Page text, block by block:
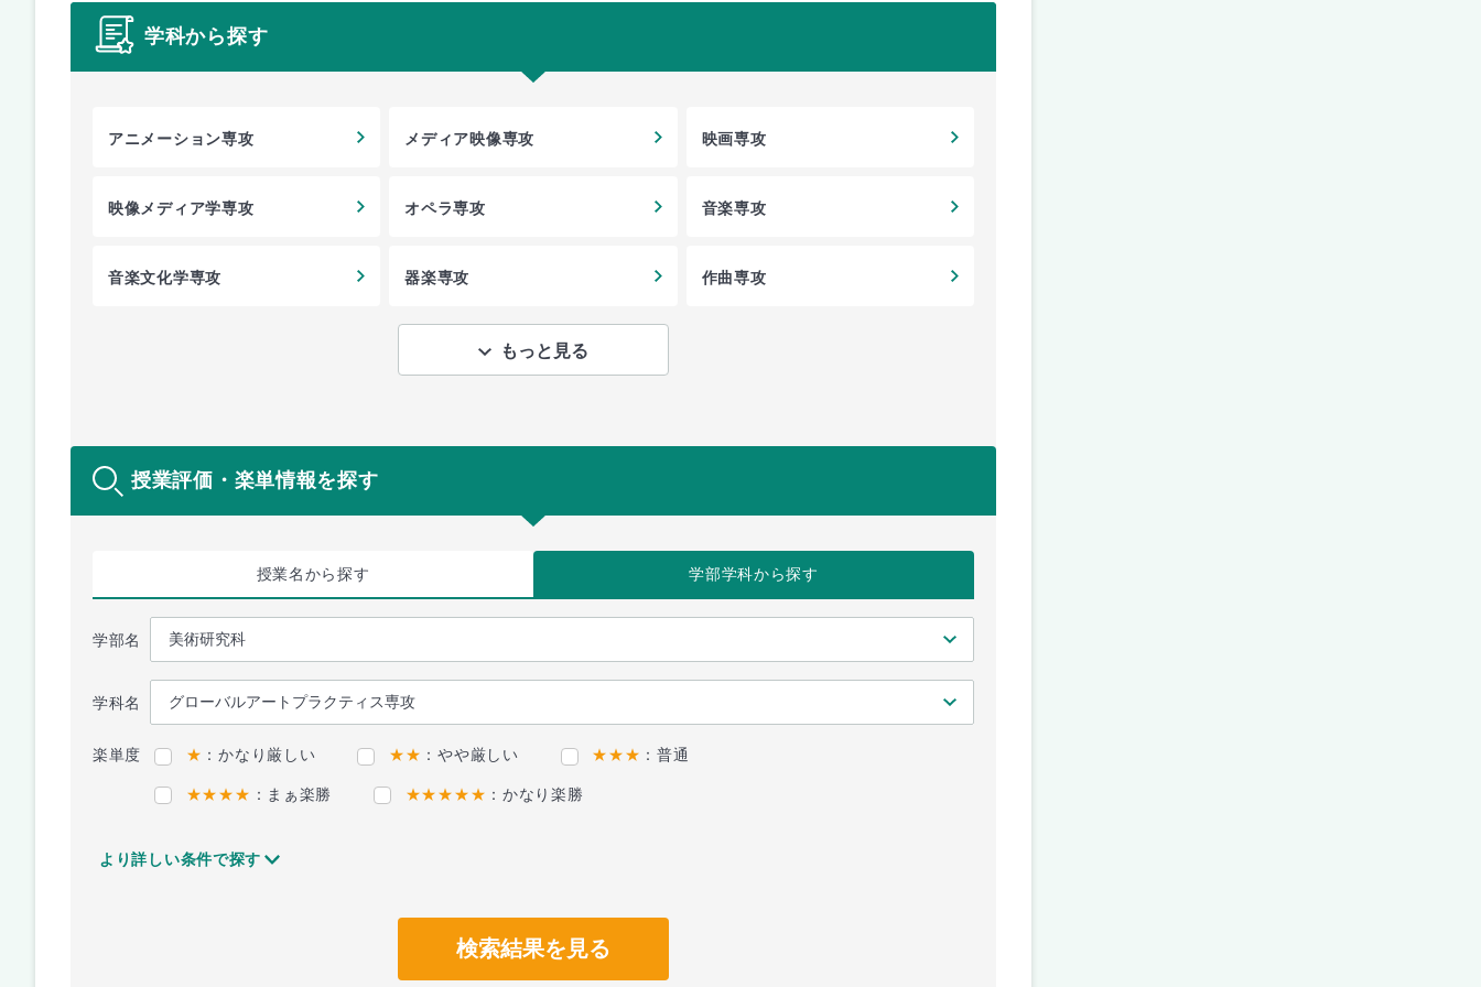
学科から探す
アニメーション専攻 メディア映像専攻 映画専攻
映像メディア学専攻 オペラ専攻 音楽専攻
音楽文化学専攻 器楽専攻 作曲専攻
もっと見る
授業評価・楽単情報を探す
授業名から探す 学部学科から探す
学部名
学科名
楽単度 ★ ：かなり厳しい ★★ ：やや厳しい ★★★ ：普通
★★★★ ：まぁ楽勝 ★★★★★ ：かなり楽勝
より詳しい条件で探す
検索結果を見る